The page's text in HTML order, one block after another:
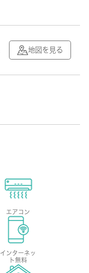
地図を見る
エアコン
インターネッ
ト無料